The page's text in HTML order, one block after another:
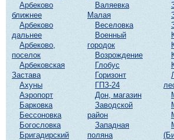
Арбеково
ближнее
Арбеково
дальнее
Арбеково,
поселок
Арбековская
Застава
Ахуны
Аэропорт
Барковка
Бессоновка
Богословка
Бригадирский
Валяевка
Малая
Веселовка
Военный
городок
Возрождение
Глобус
Горизонт
ГПЗ-24
Дон, магазин
Заводской
район
Западная
поляна